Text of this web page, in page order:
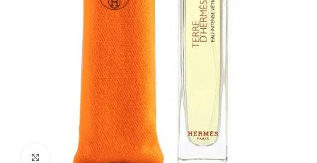
Click to enlarge